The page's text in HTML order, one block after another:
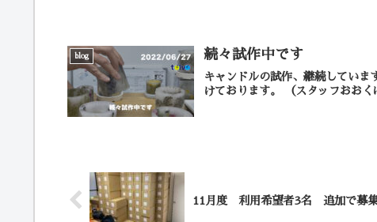
blog 続々試作中です
キャンドルの試作、継続していま
けております。 （スタッフおお
11月度 利用希望者3名 追加で募